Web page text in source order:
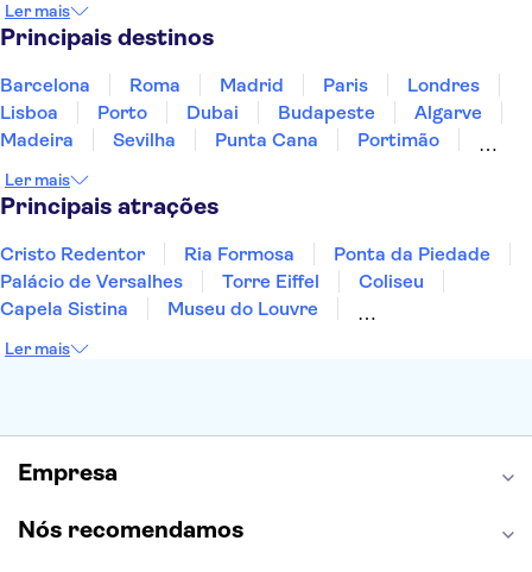
Portugal
Singapura
Ler mais
Principais destinos
Barcelona Roma Madrid Paris
Londres
Lisboa
Porto Dubai Budapeste
Algarve
Madeira
Sevilha Punta Cana
Portimão
Sesimbra
Ler mais
Principais atrações
Cristo Redentor Ria Formosa
Ponta da Piedade
Palácio de Versalhes
Torre Eiffel
Coliseu
Capela Sistina
Museu do Louvre
Torre de Belém
Ler mais
Empresa
Nós recomendamos